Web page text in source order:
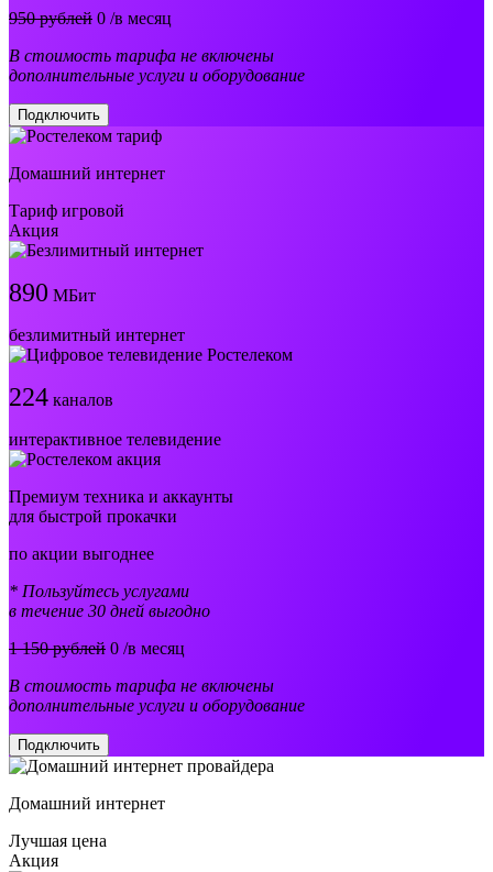
950 рублей 0 /в месяц
В стоимость тарифа не включены
дополнительные услуги и оборудование
Подключить
Домашний интернет
Тариф игровой
Акция
890 МБит
безлимитный интернет
224 каналов
интерактивное телевидение
Премиум техника и аккаунты
для быстрой прокачки
по акции выгоднее
* Пользуйтесь услугами
в течение 30 дней выгодно
1 150 рублей 0 /в месяц
В стоимость тарифа не включены
дополнительные услуги и оборудование
Подключить
Домашний интернет
Лучшая цена
Акция